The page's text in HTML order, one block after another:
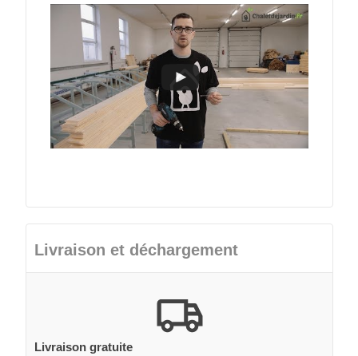
Livraison et déchargement
Livraison gratuite